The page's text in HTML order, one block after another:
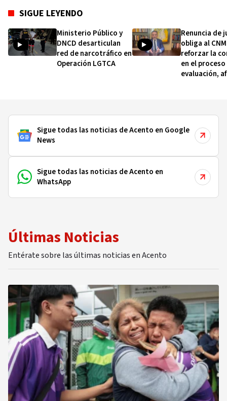
SIGUE LEYENDO
Ministerio Público y
DNCD desarticulan
red de narcotráfico en
Operación LGTCA
Renuncia de
obliga al
reforzar la
en el
evaluación,
Sigue todas las noticias de Acento en Google
News
Sigue todas las noticias de Acento en
WhatsApp